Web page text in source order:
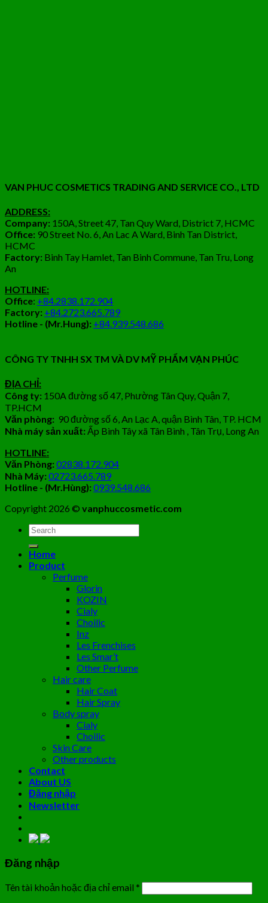
VAN PHUC COSMETICS TRADING AND SERVICE CO., LTD
ADDRESS:
Company: 150A, Street 47, Tan Quy Ward, District 7, HCMC
Office: 90 Street No. 6, An Lac A Ward, Binh Tan District,
HCMC
Factory: Binh Tay Hamlet, Tan Binh Commune, Tan Tru, Long
An
HOTLINE:
Office: +84.2838.172.904
Factory: +84.2723.665.789
Hotline - (Mr.Hung): +84.939.548.686
CÔNG TY TNHH SX TM VÀ DV MỸ PHẨM VẠN PHÚC
ĐỊA CHỈ:
Công ty: 150A đường số 47, Phường Tân Quy, Quận 7,
TP.HCM
Văn phòng: 90 đường số 6, An Lạc A, quận Bình Tân, TP. HCM
Nhà máy sản xuất:Ấp Bình Tây xã Tân Bình , Tân Trụ, Long An
HOTLINE:
Văn Phòng:02838.172.904
Nhà Máy:02723.665.789
Hotline - (Mr.Hùng):0939.548.686
Copyright 2026 © vanphuccosmetic.com
Tìm
kiếm:
Home
Product
Perfume
Glorin
KOZIN
Cialy
Choilic
Inz
Les Frenchises
Les Smar’t
Other Perfume
Hair care
Hair Coat
Hair Spray
Body spray
Cialy
Choilic
Skin Care
Other products
Contact
About US
Đăng nhập
Newsletter
Đăng nhập
Tên tài khoản hoặc địa chỉ email *